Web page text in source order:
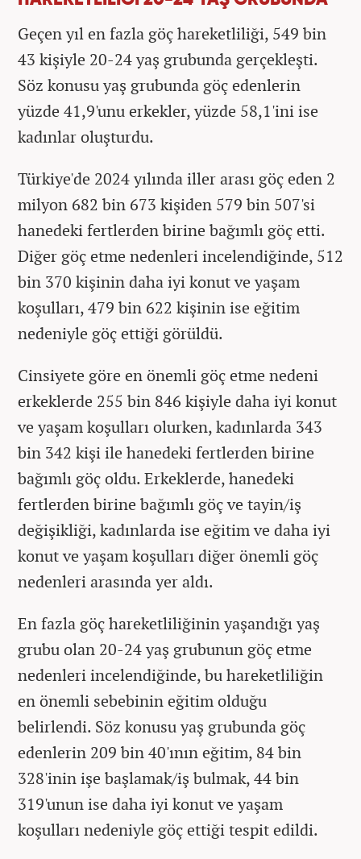
Geçen yıl en fazla göç hareketliliği, 549 bin
43 kişiyle 20-24 yaş grubunda gerçekleşti.
Söz konusu yaş grubunda göç edenlerin
yüzde 41,9'unu erkekler, yüzde 58,1'ini ise
kadınlar oluşturdu.
Türkiye'de 2024 yılında iller arası göç eden 2
milyon 682 bin 673 kişiden 579 bin 507'si
hanedeki fertlerden birine bağımlı göç etti.
Diğer göç etme nedenleri incelendiğinde, 512
bin 370 kişinin daha iyi konut ve yaşam
koşulları, 479 bin 622 kişinin ise eğitim
nedeniyle göç ettiği görüldü.
Cinsiyete göre en önemli göç etme nedeni
erkeklerde 255 bin 846 kişiyle daha iyi konut
ve yaşam koşulları olurken, kadınlarda 343
bin 342 kişi ile hanedeki fertlerden birine
bağımlı göç oldu. Erkeklerde, hanedeki
fertlerden birine bağımlı göç ve tayin/iş
değişikliği, kadınlarda ise eğitim ve daha iyi
konut ve yaşam koşulları diğer önemli göç
nedenleri arasında yer aldı.
En fazla göç hareketliliğinin yaşandığı yaş
grubu olan 20-24 yaş grubunun göç etme
nedenleri incelendiğinde, bu hareketliliğin
en önemli sebebinin eğitim olduğu
belirlendi. Söz konusu yaş grubunda göç
edenlerin 209 bin 40'ının eğitim, 84 bin
328'inin işe başlamak/iş bulmak, 44 bin
319'unun ise daha iyi konut ve yaşam
koşulları nedeniyle göç ettiği tespit edildi.